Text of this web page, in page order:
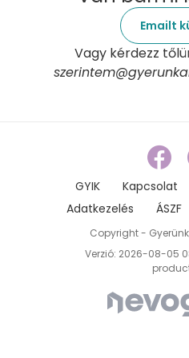
Emailt
Vagy kérdezz
GYIK Kapcsolat
Adatkezelés
ÁSZF
Copyright -
Verzió: 2026-08-05